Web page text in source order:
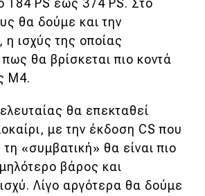
184 PS έως 374 PS. Στο
θα δούμε και την
ισχύς της οποίας
πως θα βρίσκεται πιο κοντά
M4.
θα επεκταθεί
με την έκδοση CS που
τη «συμβατική» θα είναι πιο
βάρος και
Λίγο αργότερα θα δούμε